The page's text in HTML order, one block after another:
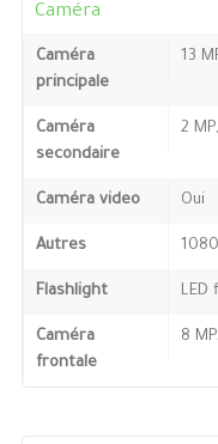
Caméra
Caméra
principale
13
Caméra
secondaire
2
Caméra video Oui
Autres
Flashlight LED
Caméra
frontale
8